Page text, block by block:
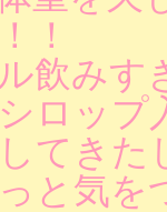
！
飲みす
ロップ
てきた
と気を